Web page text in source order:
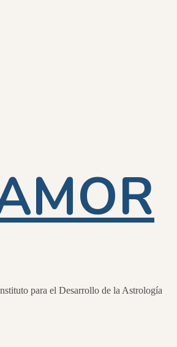
para el Desarrollo de la Astrología